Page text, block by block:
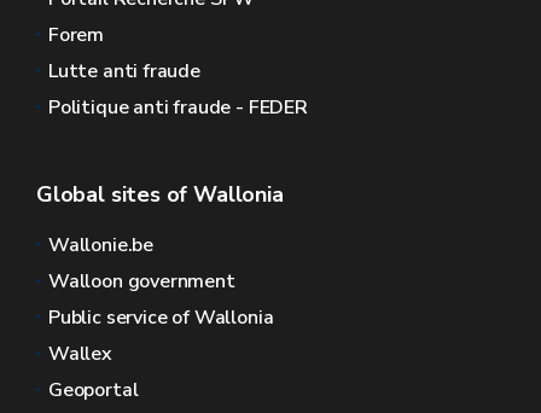
Forem
Lutte anti fraude
Politique anti fraude - FEDER
Global sites of Wallonia
Wallonie.be
Walloon government
Public service of Wallonia
Wallex
Geoportal